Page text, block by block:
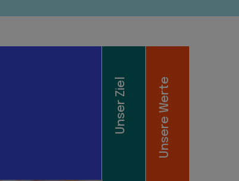
Unser Ziel Unsere Werte